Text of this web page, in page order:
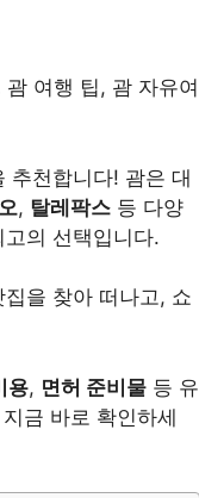
여행 팁, 괌 자유여
추천합니다! 괌은 대
, 탈레팍스 등 다양
고의 선택입니다.
을 찾아 떠나고, 쇼
용, 면허 준비물 등 유
금 바로 확인하세